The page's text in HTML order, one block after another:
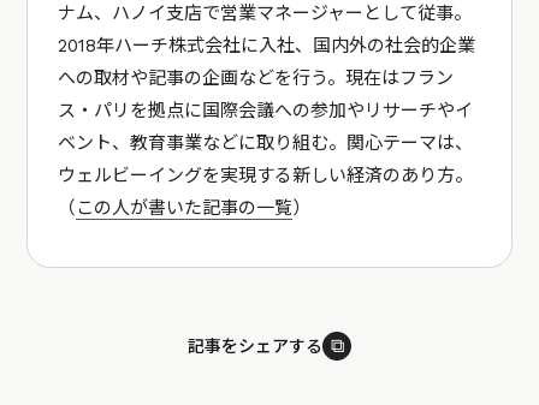
ナム、ハノイ支店で営業マネージャーとして従事。
2018年ハーチ株式会社に入社、国内外の社会的企業
への取材や記事の企画などを行う。現在はフラン
ス・パリを拠点に国際会議への参加やリサーチやイ
ベント、教育事業などに取り組む。関心テーマは、
ウェルビーイングを実現する新しい経済のあり方。
（この人が書いた記事の一覧）
記事をシェアする ⧉